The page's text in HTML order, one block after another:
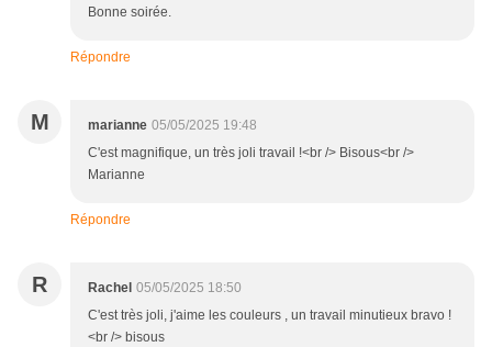
Bonne soirée.
Répondre
M marianne 05/05/2025 19:48
C'est magnifique, un très joli travail !<br /> Bisous<br />
Marianne
Répondre
R Rachel 05/05/2025 18:50
C'est très joli, j'aime les couleurs , un travail minutieux bravo !
<br /> bisous